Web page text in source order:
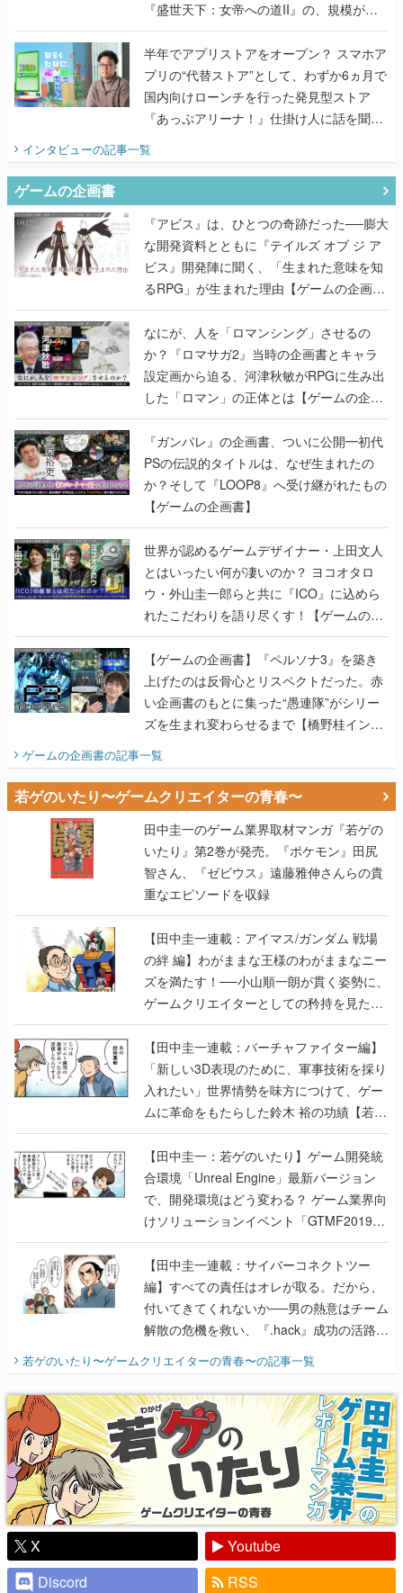
『盛世天下：女帝への道II』の、規模が違
うこだわりをプロデューサーに聞いた
半年でアプリストアをオープン？ スマホア
プリの“代替ストア”として、わずか6ヵ月で
国内向けローンチを行った発見型ストア
『あっぷアリーナ！』仕掛け人に話を聞い
インタビューの記事一覧
ゲームの企画書
『アビス』は、ひとつの奇跡だった──膨大
な開発資料とともに『テイルズ オブ ジ ア
ビス』開発陣に聞く、「生まれた意味を知
るRPG」が生まれた理由【ゲームの企画
書】
なにが、人を「ロマンシング」させるの
か？『ロマサガ2』当時の企画書とキャラ
設定画から迫る、河津秋敏がRPGに生み出
した「ロマン」の正体とは【ゲームの企画
書】
『ガンパレ』の企画書、ついに公開━初代
PSの伝説的タイトルは、なぜ生まれたの
か？そして『LOOP8』へ受け継がれたもの
【ゲームの企画書】
世界が認めるゲームデザイナー・上田文人
とはいったい何が凄いのか？ ヨコオタロ
ウ・外山圭一郎らと共に『ICO』に込めら
れたこだわりを語り尽くす！【ゲームの企
画書】
【ゲームの企画書】『ペルソナ3』を築き
上げたのは反骨心とリスペクトだった。赤
い企画書のもとに集った“愚連隊”がシリー
ズを生まれ変わらせるまで【橋野桂インタ
ゲームの企画書の記事一覧
若ゲのいたり〜ゲームクリエイターの青春〜
田中圭一のゲーム業界取材マンガ『若ゲの
いたり』第2巻が発売。『ポケモン』田尻
智さん、『ゼビウス』遠藤雅伸さんらの貴
重なエピソードを収録
【田中圭一連載：アイマス/ガンダム 戦場
の絆 編】わがままな王様のわがままなニー
ズを満たす！──小山順一朗が貫く姿勢に、
ゲームクリエイターとしての矜持を見た
【若ゲのいたり最終回】
【田中圭一連載：バーチャファイター編】
「新しい3D表現のために、軍事技術を採り
入れたい」世界情勢を味方につけて、ゲー
ムに革命をもたらした鈴木 裕の功績【若ゲ
のいたり】
【田中圭一：若ゲのいたり】ゲーム開発統
合環境「Unreal Engine」最新バージョン
で、開発環境はどう変わる？ ゲーム業界向
けソリューションイベント「GTMF2019」
に行って、より理解を深めよう【PR】
【田中圭一連載：サイバーコネクトツー
編】すべての責任はオレが取る。だから、
付いてきてくれないか──男の熱意はチーム
解散の危機を救い、『.hack』成功の活路を
『少年ジャンプ』色だった【若ゲのいた
り】
若ゲのいたり〜ゲームクリエイターの青春〜の記事一覧
X
Youtube
Discord
RSS